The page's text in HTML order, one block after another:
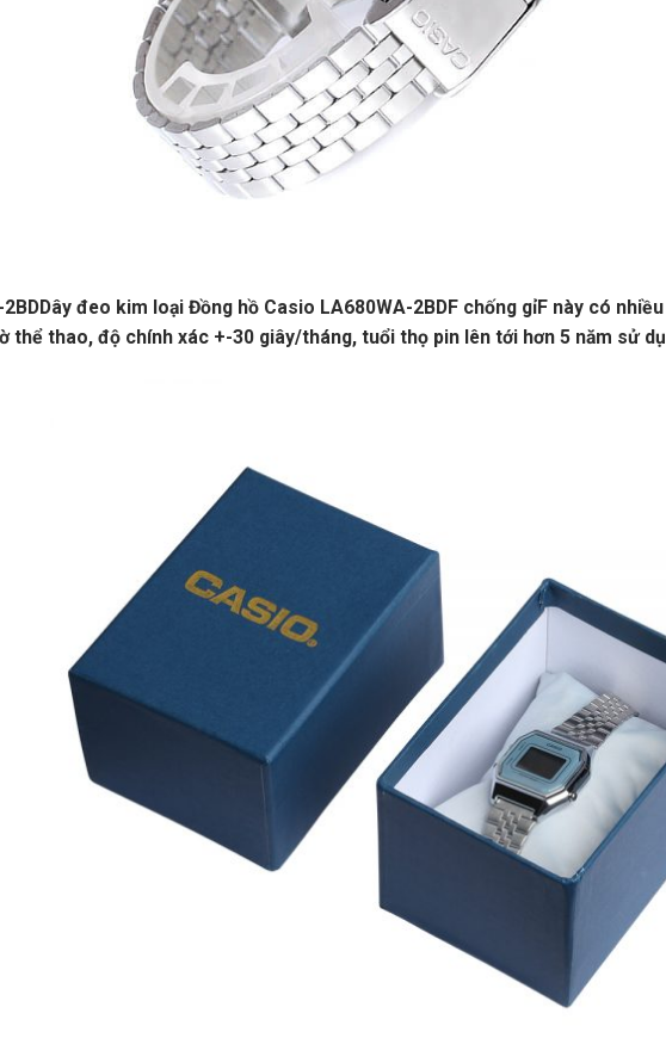
đeo kim loại Đồng hồ Casio LA680WA-2BDF chống gỉF này có
thể thao, độ chính xác +-30 giây/tháng, tuổi thọ pin lên tới hơn 5 năm sử